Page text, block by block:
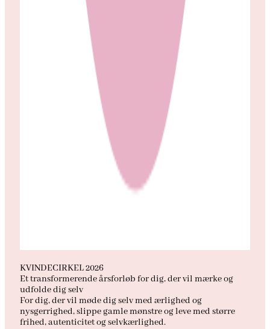
KVINDECIRKEL 2026
Et transformerende årsforløb for dig, der vil mærke og
udfolde dig selv
For dig, der vil møde dig selv med ærlighed og
nysgerrighed, slippe gamle mønstre og leve med større
frihed, autenticitet og selvkærlighed.